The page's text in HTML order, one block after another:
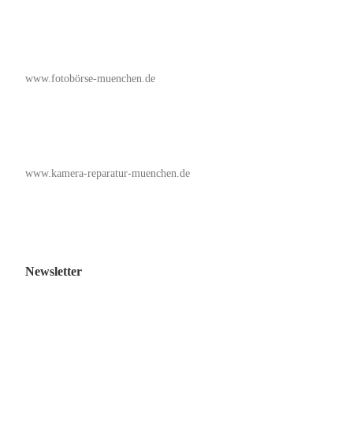
www.fotobörse-muenchen.de
www.kamera-reparatur-muenchen.de
Newsletter